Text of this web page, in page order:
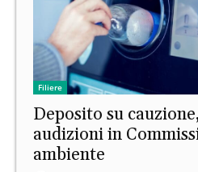
Filiere
Deposito su
audizioni in
ambiente